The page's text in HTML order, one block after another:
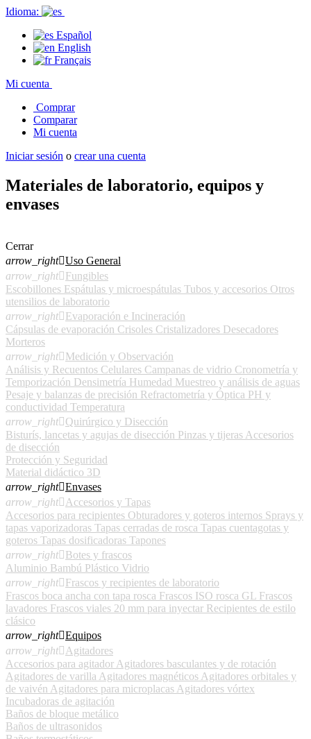
Idioma:
Español
English
Français
Mi cuenta
Comprar
Comparar
Mi cuenta
Iniciar sesión o crear una cuenta
Materiales de laboratorio, equipos y
envases
Cerrar
arrow_rightUso General
arrow_right Fungibles
Escobillones Espátulas y microespátulas Tubos y accesorios Otros
utensilios de laboratorio
arrow_right Evaporación e Incineración
Cápsulas de evaporación Crisoles Cristalizadores Desecadores
Morteros
arrow_right Medición y Observación
Análisis y Recuentos Celulares Campanas de vidrio Cronometría y
Temporización Densimetría Humedad Muestreo y análisis de aguas
Pesaje y balanzas de precisión Refractometría y Óptica PH y
conductividad Temperatura
arrow_right Quirúrgico y Disección
Bisturís, lancetas y agujas de disección Pinzas y tijeras Accesorios
de disección
Protección y Seguridad
Material didáctico 3D
arrow_rightEnvases
arrow_right Accesorios y Tapas
Accesorios para recipientes Obturadores y goteros internos Sprays y
tapas vaporizadoras Tapas cerradas de rosca Tapas cuentagotas y
goteros Tapas dosificadoras Tapones
arrow_right Botes y frascos
Aluminio Bambú Plástico Vidrio
arrow_right Frascos y recipientes de laboratorio
Frascos boca ancha con tapa rosca Frascos ISO rosca GL Frascos
lavadores Frascos viales 20 mm para inyectar Recipientes de estilo
clásico
arrow_rightEquipos
arrow_right Agitadores
Accesorios para agitador Agitadores basculantes y de rotación
Agitadores de varilla Agitadores magnéticos Agitadores orbitales y
de vaivén Agitadores para microplacas Agitadores vórtex
Incubadoras de agitación
Baños de bloque metálico
Baños de ultrasonidos